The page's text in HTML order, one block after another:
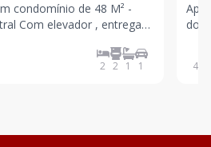
de 48 M² -
Sala Cozinha Quintal
com área de serviço 1 vaga Excelente localização
2 2 1 1
do Parque
48